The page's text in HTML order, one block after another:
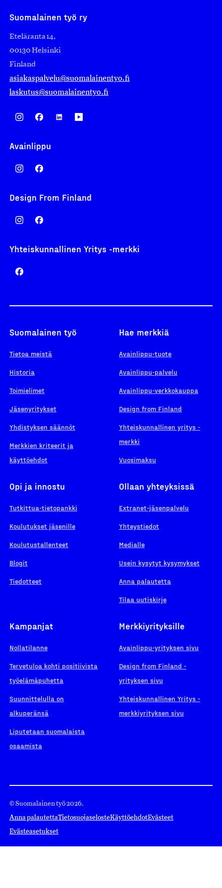
Suomalainen työ ry
Eteläranta 14,
00130 Helsinki
Finland
asiakaspalvelu@suomalainentyo.fi
laskutus@suomalainentyo.fi
Avainlippu
Design From Finland
Yhteiskunnallinen Yritys -merkki
Suomalainen työ
Tietoa meistä
Historia
Toimielimet
Jäsenyritykset
Yhdistyksen säännöt
Merkkien kriteerit ja
käyttöehdot
Hae merkkiä
Avainlippu-tuote
Avainlippu-palvelu
Avainlippu-verkkokauppa
Design from Finland
Yhteiskunnallinen yritys -
merkki
Vuosimaksu
Opi ja innostu
Tutkittua-tietopankki
Koulutukset jäsenille
Koulutustallenteet
Blogit
Tiedotteet
Ollaan yhteyksissä
Extranet-jäsenpalvelu
Yhteystiedot
Medialle
Usein kysytyt kysymykset
Anna palautetta
Tilaa uutiskirje
Kampanjat
Nollatilanne
Tervetuloa kohti positiivista
työelämäpuhetta
Suunnittelulla on
alkuperänsä
Liputetaan suomalaista
osaamista
Merkkiyrityksille
Avainlippu-yrityksen sivu
Design from Finland -
yrityksen sivu
Yhteiskunnallinen Yritys -
merkkiyrityksen sivu
© Suomalainen työ 2026.
Anna palautettaTietosuojaselosteKäyttöehdotEvästeet
Evästeasetukset